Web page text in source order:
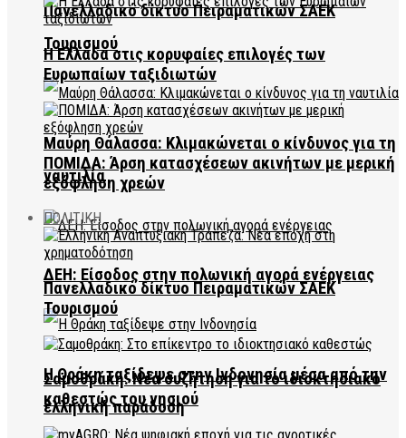
Πανελλαδικό δίκτυο Πειραματικών ΣΑΕΚ
Τουρισμού
Μαύρη Θάλασσα: Κλιμακώνεται ο κίνδυνος για τη
ναυτιλία
ΔΕΗ: Είσοδος στην πολωνική αγορά ενέργειας
Η Θράκη ταξίδεψε στην Ινδονησία μέσα από την
ελληνική παράδοση
Η Ελλάδα στις κορυφαίες επιλογές των
Ευρωπαίων ταξιδιωτών
ΠΟΜΙΔΑ: Άρση κατασχέσεων ακινήτων με μερική
εξόφληση χρεών
ΠΟΛΙΤΙΚΗ
Πανελλαδικό δίκτυο Πειραματικών ΣΑΕΚ
Τουρισμού
Σαμοθράκη: Νέα συζήτηση για το ιδιοκτησιακό
καθεστώς του νησιού